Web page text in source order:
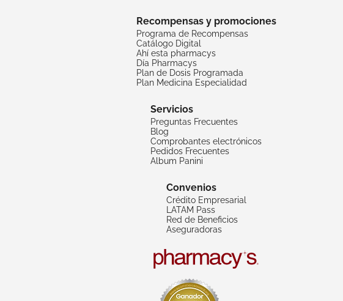
Recompensas y promociones
Programa de Recompensas
Catálogo Digital
Ahí esta pharmacys
Día Pharmacys
Plan de Dosis Programada
Plan Medicina Especialidad
Servicios
Preguntas Frecuentes
Blog
Comprobantes electrónicos
Pedidos Frecuentes
Album Panini
Convenios
Crédito Empresarial
LATAM Pass
Red de Beneficios
Aseguradoras